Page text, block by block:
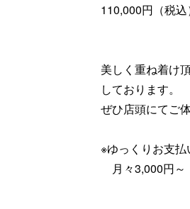
110,000円（税込
美しく重ね着け
しております。
ぜひ店頭にてご
※ゆっくりお支払
月々3,000円～